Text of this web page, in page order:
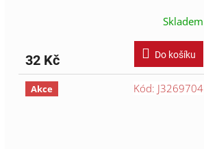
Skladem
32 Kč Do košíku
Akce Kód: J3269704